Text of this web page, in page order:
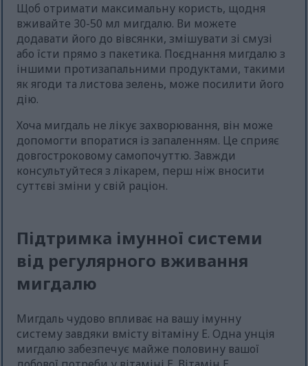
Щоб отримати максимальну користь, щодня
вживайте 30-50 мл мигдалю. Ви можете
додавати його до вівсянки, змішувати зі смузі
або їсти прямо з пакетика. Поєднання мигдалю з
іншими протизапальними продуктами, такими
як ягоди та листова зелень, може посилити його
дію.
Хоча мигдаль не лікує захворювання, він може
допомогти впоратися із запаленням. Це сприяє
довгостроковому самопочуттю. Завжди
консультуйтеся з лікарем, перш ніж вносити
суттєві зміни у свій раціон.
Підтримка імунної системи
від регулярного вживання
мигдалю
Мигдаль чудово впливає на вашу імунну
систему завдяки вмісту вітаміну Е. Одна унція
мигдалю забезпечує майже половину вашої